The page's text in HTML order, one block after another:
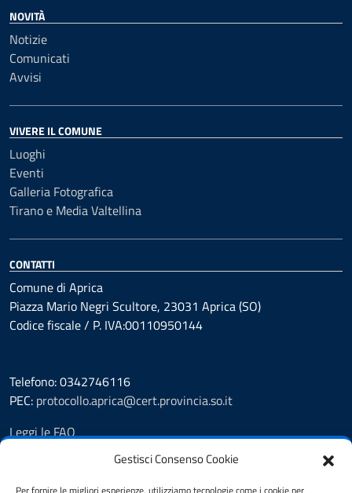
Gestisci Consenso Cookie
NOVITÀ
Notizie
Comunicati
Avvisi
VIVERE IL COMUNE
Luoghi
Eventi
Galleria Fotografica
Tirano e Media Valtellina
CONTATTI
Comune di Aprica
Piazza Mario Negri Scultore, 23031 Aprica (SO)
Codice fiscale / P. IVA:00110950144
Telefono: 0342746116
PEC: protocollo.aprica@cert.provincia.so.it
Leggi le FAQ
Prenotazione appuntamento
Segnalazione disservizio
Whistleblowing